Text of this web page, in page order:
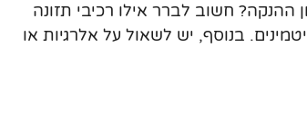
ההנקה? חשוב לברר אילו רכיבי תזונה
בנוסף, יש לשאול על אלרגיות או